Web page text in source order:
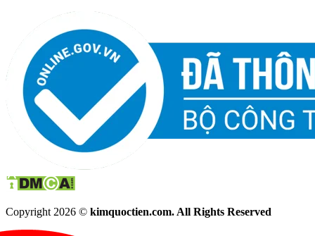
Copyright 2026 © kimquoctien.com. All Rights Reserved